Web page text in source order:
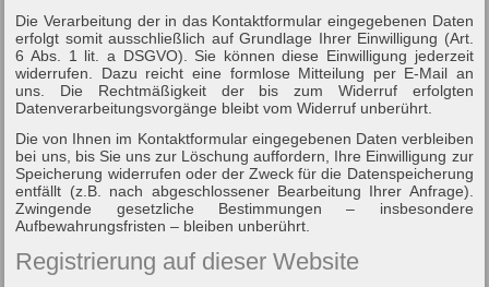
Die Verarbeitung der in das Kontaktformular eingegebenen Daten
erfolgt somit ausschließlich auf Grundlage Ihrer Einwilligung (Art.
6 Abs. 1 lit. a DSGVO). Sie können diese Einwilligung jederzeit
widerrufen. Dazu reicht eine formlose Mitteilung per E-Mail an
uns. Die Rechtmäßigkeit der bis zum Widerruf erfolgten
Datenverarbeitungsvorgänge bleibt vom Widerruf unberührt.
Die von Ihnen im Kontaktformular eingegebenen Daten verbleiben
bei uns, bis Sie uns zur Löschung auffordern, Ihre Einwilligung zur
Speicherung widerrufen oder der Zweck für die Datenspeicherung
entfällt (z.B. nach abgeschlossener Bearbeitung Ihrer Anfrage).
Zwingende gesetzliche Bestimmungen – insbesondere
Aufbewahrungsfristen – bleiben unberührt.
Registrierung auf dieser Website